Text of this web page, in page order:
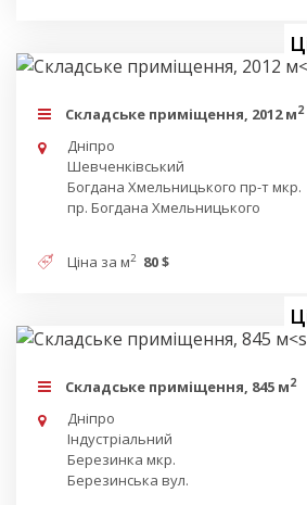
Складське приміщення, 2012 м2
Дніпро
Шевченківський
Богдана Хмельницького пр-т мкр.
пр. Богдана Хмельницького
Ціна за м2 80 $
Складське приміщення, 845 м2
Дніпро
Індустріальний
Березинка мкр.
Березинська вул.